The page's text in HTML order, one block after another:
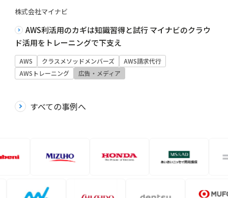
株式会社マイナビ
AWS利活用のカギは知識習得と試行 マイナビのクラウ
ド活用をトレーニングで下支え
AWS クラスメソッドメンバーズ
AWS請求代行
AWSトレーニング
広告・メディア
すべての事例へ